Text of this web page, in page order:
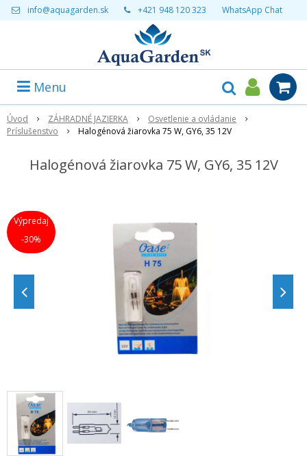
info@aquagarden.sk +421 948 120 323 WhatsApp Chat
Menu
Úvod ZÁHRADNÉ JAZIERKA
Osvetlenie a ovládanie
Príslušenstvo
Halogénová žiarovka 75 W, GY6, 35 12V
Halogénová žiarovka 75 W, GY6, 35 12V
Výpredaj
-30%